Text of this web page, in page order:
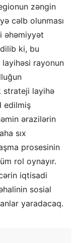
zəngin
cəlb olunması
əhəmiyyət
ki, bu
layihəsi rayonun
strateji layihə
edilmiş
ərazilərin
sıx
prosesinin
rol oynayır.
iqtisadi
sosial
yaradacaq.